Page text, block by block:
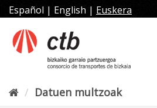
Joan
edukira
Español | English | Euskera
Datuen multzoak